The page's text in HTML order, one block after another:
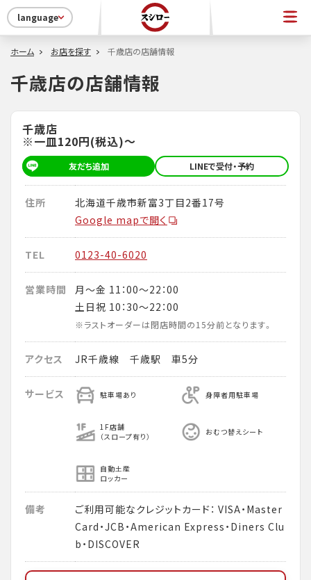
language
ホーム お店を探す 千歳店の店舗情報
千歳店の店舗情報
千歳店
※一皿120円(税込)～
友だち追加 LINEで受付・予約
住所
北海道千歳市新富3丁目2番17号
Google mapで開く
TEL 0123-40-6020
営業時間
月～金 11：00～22：00
土日祝 10：30～22：00
※ラストオーダーは閉店時間の15分前となります。
アクセス JR千歳線 千歳駅 車5分
サービス 駐車場あり 身障者用駐車場
1F店舗
（スロープ有り）
おむつ替えシート
自動土産
ロッカー
備考
ご利用可能なクレジットカード： VISA・Master
Card・JCB・American Express・Diners Clu
b・DISCOVER